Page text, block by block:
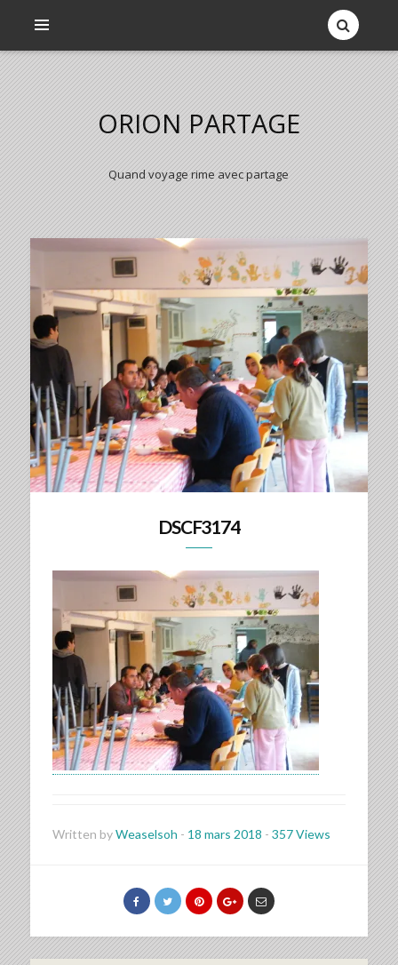
ORION PARTAGE
Quand voyage rime avec partage
DSCF3174
Written byWeaselsoh - 18 mars 2018 - 357 Views